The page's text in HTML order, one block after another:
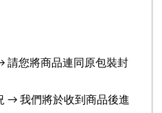
請您將商品連同原包裝封
→ 我們將於收到商品後進